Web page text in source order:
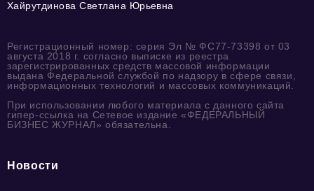
Хайрутдинова Светлана Юрьевна
Регистрационный номер: серия Эл № ФС77-73398 от 03
августа 2018 г. согласно выписке из реестра
зарегистрированных средств массовой информации
выдана Федеральной службой по надзору в сфере связи,
информационных технологий и массовых коммуникаций.
При использовании любого материала с данного сайта
гипер-ссылка на Сетевое издание «ФЕДЕРАЛЬНЫЙ
БИЗНЕС ЖУРНАЛ» обязательна.
Новости